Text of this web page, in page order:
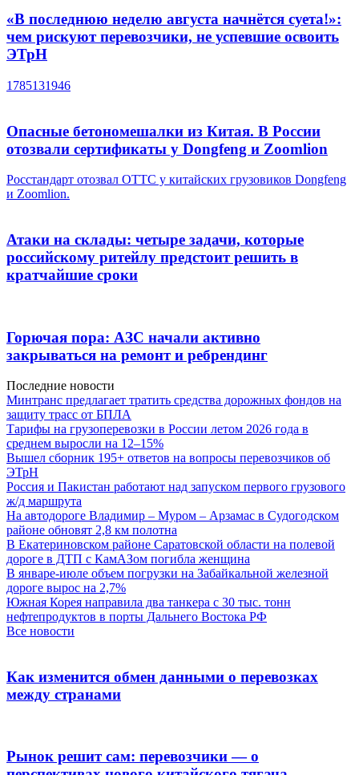
«В последнюю неделю августа начнётся суета!»:
чем рискуют перевозчики, не успевшие освоить
ЭТрН
1785131946
Опасные бетономешалки из Китая. В России
отозвали сертификаты у Dongfeng и Zoomlion
Росстандарт отозвал ОТТС у китайских грузовиков Dongfeng
и Zoomlion.
Атаки на склады: четыре задачи, которые
российскому ритейлу предстоит решить в
кратчайшие сроки
Горючая пора: АЗС начали активно
закрываться на ремонт и ребрендинг
Последние новости
Минтранс предлагает тратить средства дорожных фондов на
защиту трасс от БПЛА
Тарифы на грузоперевозки в России летом 2026 года в
среднем выросли на 12–15%
Вышел сборник 195+ ответов на вопросы перевозчиков об
ЭТрН
Россия и Пакистан работают над запуском первого грузового
ж/д маршрута
На автодороге Владимир – Муром – Арзамас в Судогодском
районе обновят 2,8 км полотна
В Екатериновском районе Саратовской области на полевой
дороге в ДТП с КамАЗом погибла женщина
В январе-июле объем погрузки на Забайкальной железной
дороге вырос на 2,7%
Южная Корея направила два танкера с 30 тыс. тонн
нефтепродуктов в порты Дальнего Востока РФ
Все новости
Как изменится обмен данными о перевозках
между странами
Рынок решит сам: перевозчики — о